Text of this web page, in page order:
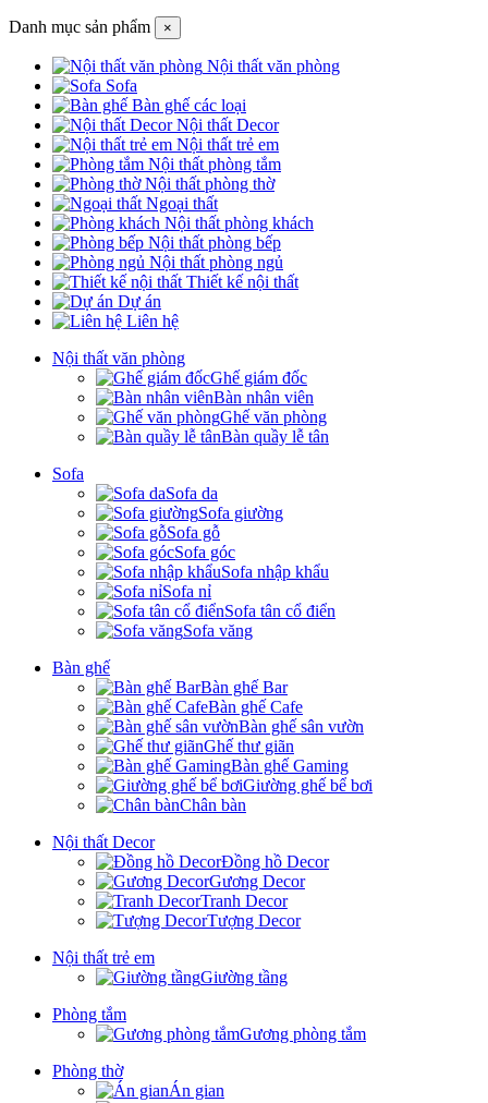
Danh mục sản phẩm ×
Nội thất văn phòng
Sofa
Bàn ghế các loại
Nội thất Decor
Nội thất trẻ em
Nội thất phòng tắm
Nội thất phòng thờ
Ngoại thất
Nội thất phòng khách
Nội thất phòng bếp
Nội thất phòng ngủ
Thiết kế nội thất
Dự án
Liên hệ
Nội thất văn phòng
Ghế giám đốc
Bàn nhân viên
Ghế văn phòng
Bàn quầy lễ tân
Sofa
Sofa da
Sofa giường
Sofa gỗ
Sofa góc
Sofa nhập khẩu
Sofa nỉ
Sofa tân cổ điển
Sofa văng
Bàn ghế
Bàn ghế Bar
Bàn ghế Cafe
Bàn ghế sân vườn
Ghế thư giãn
Bàn ghế Gaming
Giường ghế bể bơi
Chân bàn
Nội thất Decor
Đồng hồ Decor
Gương Decor
Tranh Decor
Tượng Decor
Nội thất trẻ em
Giường tầng
Phòng tắm
Gương phòng tắm
Phòng thờ
Án gian